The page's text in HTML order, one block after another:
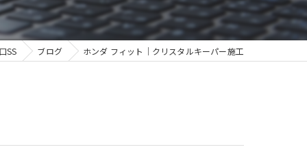
SS ブログ ホンダ フィット｜クリスタルキーパー施工